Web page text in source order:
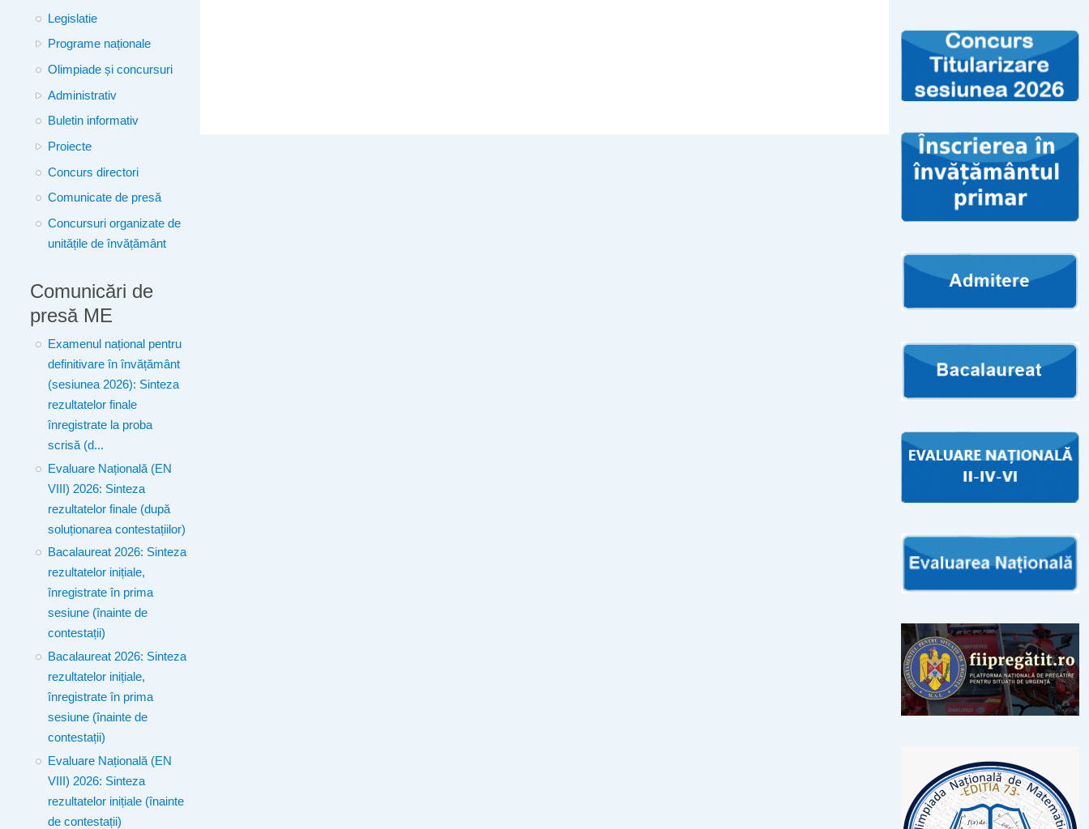
Legislatie
Programe naționale
Olimpiade și concursuri
Administrativ
Buletin informativ
Proiecte
Concurs directori
Comunicate de presă
Concursuri organizate de
unitățile de învățământ
Comunicări de
presă ME
Examenul național pentru
definitivare în învățământ
(sesiunea 2026): Sinteza
rezultatelor finale
înregistrate la proba
scrisă (d...
Evaluare Națională (EN
VIII) 2026: Sinteza
rezultatelor finale (după
soluționarea contestațiilor)
Bacalaureat 2026: Sinteza
rezultatelor inițiale,
înregistrate în prima
sesiune (înainte de
contestații)
Bacalaureat 2026: Sinteza
rezultatelor inițiale,
înregistrate în prima
sesiune (înainte de
contestații)
Evaluare Națională (EN
VIII) 2026: Sinteza
rezultatelor inițiale (înainte
de contestații)